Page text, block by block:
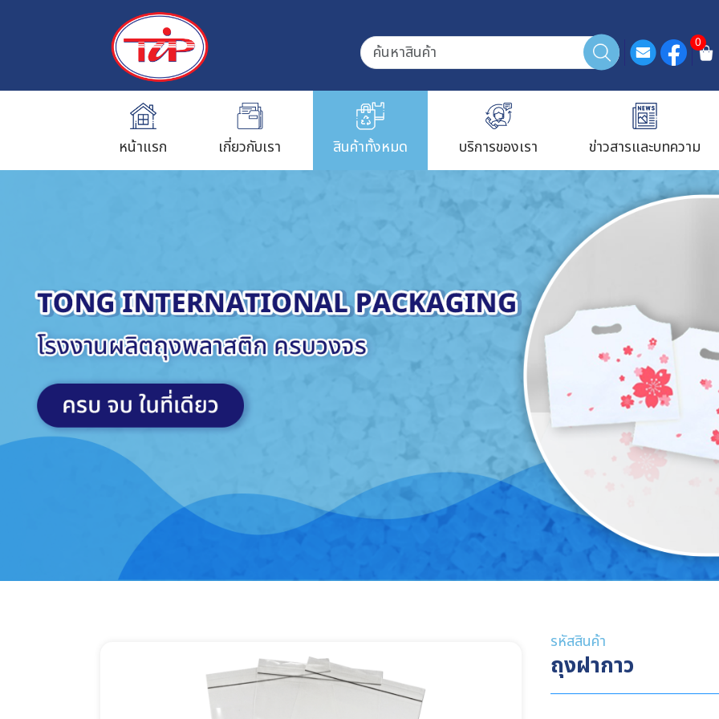
0
หน้าแรก เกี่ยวกับเรา สินค้าทั้งหมด
ถุงพลาสติกใส่อาหาร
ถุงพลาสติกใส่ขนมและเบ
ถุงพลาสติกใส่ผักและผล
ไม้
ถุงพลาสติกใ
อุตสาหกรรม
ช็อปและของเบ็ดเตล็ด
ถุงพลาสติกอื่นๆ กล่องกระ
บริการของเรา ข่าวสารและบทความ
รหัสสินค้า
ถุงฝากาว